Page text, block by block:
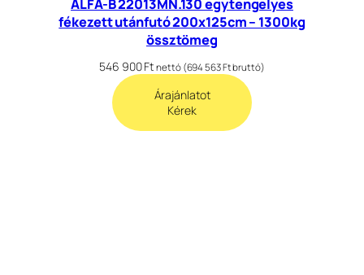
ALFA-B 22013MN.130 egytengelyes
fékezett utánfutó 200x125cm – 1300kg
össztömeg
546 900Ft nettó (694 563Ftbruttó)
Árajánlatot
Kérek